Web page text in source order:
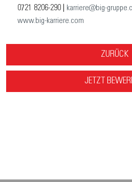
0721 8206-290 |
karriere@big-
www.big-karriere.com
ZURÜCK
JETZT